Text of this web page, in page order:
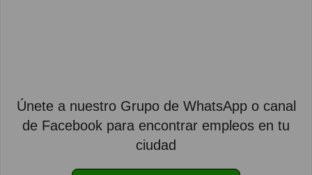
Únete a nuestro Grupo de WhatsApp o canal
de Facebook para encontrar empleos en tu
ciudad